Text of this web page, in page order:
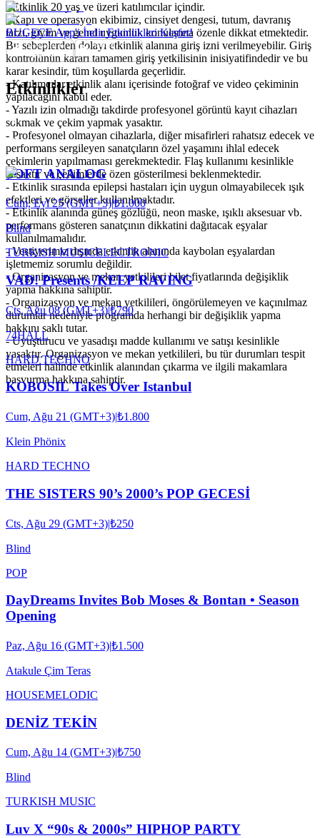
- Etkinlik 20 yaş ve üzeri katılımcılar içindir.
- Kapı ve operasyon ekibimiz, cinsiyet dengesi, tutum, davranış
tarzı, giyim ve genel uygunluk konularına özenle dikkat etmektedir.
Bu sebeplerden dolayı etkinlik alanına giriş izni verilmeyebilir. Giriş
kontrolünün kararı tamamen giriş yetkilisinin inisiyatifindedir ve bu
karar kesindir, tüm koşullarda geçerlidir.
- Katılımcılar etkinlik alanı içerisinde fotoğraf ve video çekiminin
yapılacağını kabul eder.
- Yazılı izin olmadığı takdirde profesyonel görüntü kayıt cihazları
sokmak ve çekim yapmak yasaktır.
- Profesyonel olmayan cihazlarla, diğer misafirleri rahatsız edecek ve
performans sergileyen sanatçıların özel yaşamını ihlal edecek
çekimlerin yapılmaması gerekmektedir. Flaş kullanımı kesinlikle
yasaktır ve çekimlerde özen gösterilmesi beklenmektedir.
- Etkinlik sırasında epilepsi hastaları için uygun olmayabilecek ışık
efektleri ve görseller kullanılmaktadır.
- Etkinlik alanında güneş gözlüğü, neon maske, ışıklı aksesuar vb.
performans gösteren sanatçının dikkatini dağıtacak eşyalar
kullanılmamalıdır.
- Vestiyerimiz dışında etkinlik alanında kaybolan eşyalardan
işletmemiz sorumlu değildir.
- Organizasyon ve mekan yetkilileri bilet fiyatlarında değişiklik
yapma hakkına sahiptir.
- Organizasyon ve mekan yetkilileri, öngörülemeyen ve kaçınılmaz
durumlar nedeniyle programda herhangi bir değişiklik yapma
hakkını saklı tutar.
- Uyuşturucu ve yasadışı madde kullanımı ve satışı kesinlikle
yasaktır. Organizasyon ve mekan yetkilileri, bu tür durumları tespit
etmeleri halinde etkinlik alanından çıkarma ve ilgili makamlara
başvurma hakkına sahiptir.
BUGECE App'i İndir Etkinlikleri Keşfet!
Etkinlikler
SOFT ANALOG
Cum, Eyl 25 (GMT+3)|₺1.000
Blind
TURKISH MUSICELECTRONIC
VAD! Presents /KEEP RAVING
Cts, Ağu 08 (GMT+3)|₺790
74HALL
HARD TECHNO
KOBOSIL Takes Over Istanbul
Cum, Ağu 21 (GMT+3)|₺1.800
Klein Phönix
HARD TECHNO
THE SISTERS 90’s 2000’s POP GECESİ
Cts, Ağu 29 (GMT+3)|₺250
Blind
POP
DayDreams Invites Bob Moses & Bontan • Season
Opening
Paz, Ağu 16 (GMT+3)|₺1.500
Atakule Çim Teras
HOUSEMELODIC
DENİZ TEKİN
Cum, Ağu 14 (GMT+3)|₺750
Blind
TURKISH MUSIC
Luv X “90s & 2000s” HIPHOP PARTY